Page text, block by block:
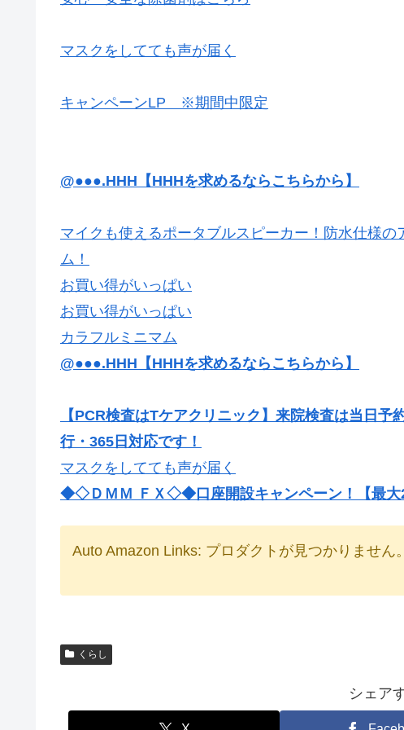
マスクをしてても声が届く
キャンペーンLP ※期間中限定
@●●●.HHH【HHHを求めるならこちらから】
マイクも使えるポータブルスピーカー！防水仕様
ム！
お買い得がいっぱい
お買い得がいっぱい
カラフルミニマム
@●●●.HHH【HHHを求めるならこちらから】
【PCR検査はTケアクリニック】来院検査は当日
行・365日対応です！
マスクをしてても声が届く
◆◇ＤＭＭ ＦＸ◇◆口座開設キャンペーン！【最大
Auto Amazon Links: プロダクトが見つかりません。
くらし
シェア